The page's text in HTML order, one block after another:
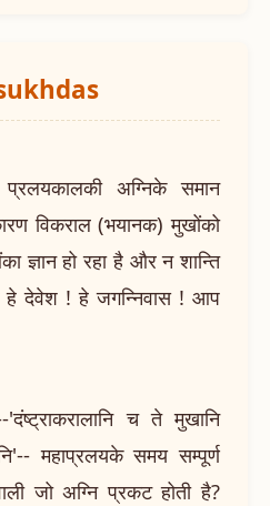
अग्निके समान
विकराल (भयानक) मुखोंको
ज्ञान हो रहा है और न शान्ति
हे देवेश ! हे जगन्निवास ! आप
च ते मुखानि
महाप्रलयके समय सम्पूर्ण
जो अग्नि प्रकट होती है?